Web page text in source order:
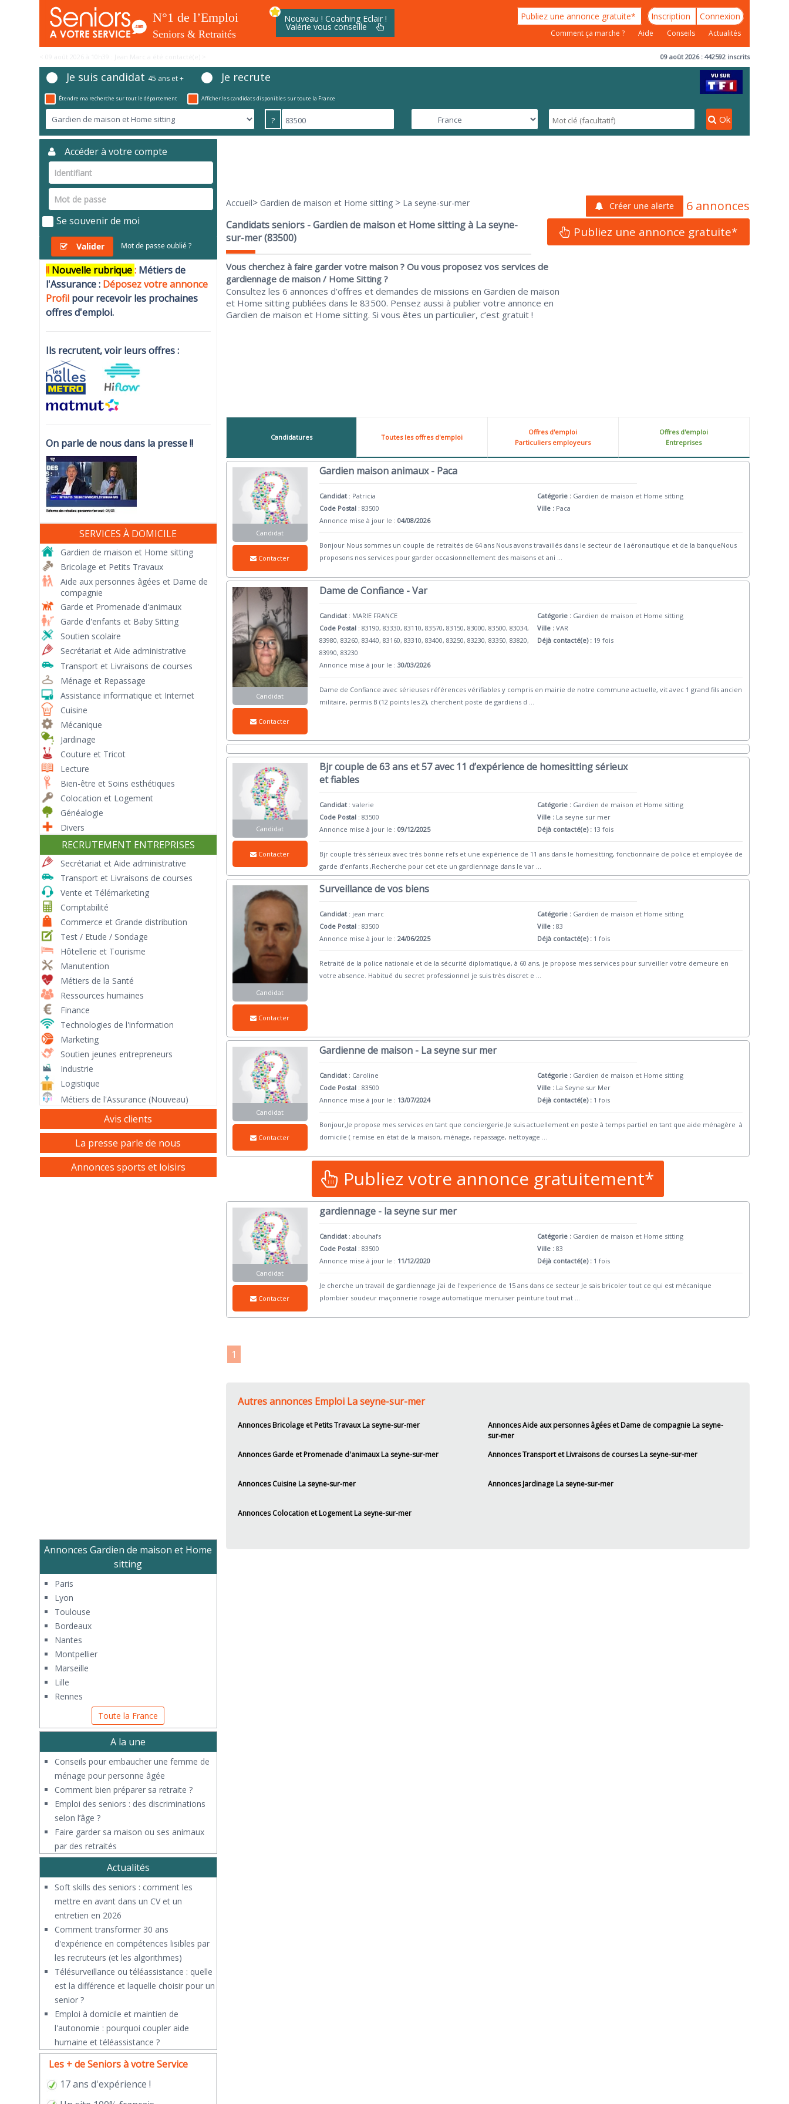
Nouveau ! Coaching Eclair !
Valérie vous conseille
Publiez une annonce gratuite* Inscription Connexion
Comment ça marche ? Aide Conseils Actualités
09 août 2026 : 442592 inscrits
Je suis candidat 45 ans et + Je recrute
Étendre ma recherche sur tout le département Afficher les candidats disponibles sur toute la France
? Ok
Accueil> Gardien de maison et Home sitting > La seyne-sur-mer Créer une alerte 6 annonces
Candidats seniors - Gardien de maison et Home sitting à La seyne-
sur-mer (83500)
Publiez une annonce gratuite*
Vous cherchez à faire garder votre maison ? Ou vous proposez vos services de
gardiennage de maison / Home Sitting ?
Consultez les 6 annonces d’offres et demandes de missions en Gardien de maison
et Home sitting publiées dans le 83500. Pensez aussi à publier votre annonce en
Gardien de maison et Home sitting. Si vous êtes un particulier, c’est gratuit !
Candidatures Toutes les offres d'emploi
Offres d'emploi
Particuliers employeurs
Offres d'emploi
Entreprises
Candidat
Contacter
Gardien maison animaux - Paca
Candidat : Patricia
Code Postal : 83500
Annonce mise à jour le :04/08/2026
Catégorie : Gardien de maison et Home sitting
Ville : Paca
Bonjour Nous sommes un couple de retraités de 64 ans Nous avons travaillés dans le secteur de l aéronautique et de la banqueNous
proposons nos services pour garder occasionnellement des maisons et ani ...
Candidat
Contacter
Dame de Confiance - Var
Candidat : MARIE FRANCE
Code Postal : 83190, 83330, 83110, 83570, 83150, 83000, 83500, 83034,
83980, 83260, 83440, 83160, 83310, 83400, 83250, 83230, 83350, 83820,
83990, 83230
Annonce mise à jour le :30/03/2026
Catégorie : Gardien de maison et Home sitting
Ville :VAR
Déjà contacté(e) : 19 fois
Dame de Confiance avec sérieuses références vérifiables y compris en mairie de notre commune actuelle, vit avec 1 grand fils ancien
militaire, permis B (12 points les 2), cherchent poste de gardiens d
Candidat
Contacter
Bjr couple de 63 ans et 57 avec 11 d’expérience de homesitting sérieux
et fiables
Candidat :valerie
Code Postal : 83500
Annonce mise à jour le :09/12/2025
Catégorie : Gardien de maison et Home sitting
Ville : La seyne sur mer
Déjà contacté(e) : 13 fois
Bjr couple très sérieux avec très bonne refs et une expérience de 11 ans dans le homesitting, fonctionnaire de police et employée de
garde d’enfants ,Recherche pour cet ete un gardiennage dans le var
Candidat
Contacter
Surveillance de vos biens
Candidat : jean marc
Code Postal : 83500
Annonce mise à jour le :24/06/2025
Catégorie : Gardien de maison et Home sitting
Ville :83
Déjà contacté(e) : 1 fois
Retraité de la police nationale et de la sécurité diplomatique, à 60 ans, je propose mes services pour surveiller votre demeure en
votre absence. Habitué du secret professionnel je suis très discret e
Candidat
Contacter
Gardienne de maison - La seyne sur mer
Candidat : Caroline
Code Postal : 83500
Annonce mise à jour le : 13/07/2024
Catégorie : Gardien de maison et Home sitting
Ville : La Seyne sur Mer
Déjà contacté(e) : 1 fois
Bonjour,Je propose mes services en tant que conciergerie.Je suis actuellement en poste à temps partiel en tant que aide ménagère à
domicile ( remise en état de la maison, ménage, repassage, nettoyage ...
Publiez votre annonce gratuitement*
Candidat
Contacter
gardiennage - la seyne sur mer
Candidat :abouhafs
Code Postal : 83500
Annonce mise à jour le : 11/12/2020
Catégorie : Gardien de maison et Home sitting
Ville :83
Déjà contacté(e) : 1 fois
Je cherche un travail de gardiennage j'ai de l'experience de 15 ans dans ce secteur Je sais bricoler tout ce qui est mécanique
plombier soudeur maçonnerie rosage automatique menuiser peinture tout mat
1
Autres annonces Emploi La seyne-sur-mer
Annonces Bricolage et Petits Travaux La seyne-sur-mer
Annonces Aide aux personnes âgées et Dame de compagnie La seyne-
sur-mer
Annonces Garde et Promenade d'animaux La seyne-sur-mer
Annonces Transport et Livraisons de courses La seyne-sur-mer
Annonces Cuisine La seyne-sur-mer Annonces Jardinage La seyne-sur-mer
Annonces Colocation et Logement La seyne-sur-mer
Accéder à votre compte
Se souvenir de moi
Valider Mot de passe oublié ?
!! Nouvelle rubrique: Métiers de
l'Assurance : Déposez votre annonce
Profil pour recevoir les prochaines
offres d'emploi.
Ils recrutent, voir leurs offres :
On parle de nous dans la presse !!
SERVICES À DOMICILE
Gardien de maison et Home sitting
Bricolage et Petits Travaux
Aide aux personnes âgées et Dame de
compagnie
Garde et Promenade d'animaux
Garde d'enfants et Baby Sitting
Soutien scolaire
Secrétariat et Aide administrative
Transport et Livraisons de courses
Ménage et Repassage
Assistance informatique et Internet
Cuisine
Mécanique
Jardinage
Couture et Tricot
Lecture
Bien-être et Soins esthétiques
Colocation et Logement
Généalogie
Divers
RECRUTEMENT ENTREPRISES
Secrétariat et Aide administrative
Transport et Livraisons de courses
Vente et Télémarketing
Comptabilité
Commerce et Grande distribution
Test / Etude / Sondage
Hôtellerie et Tourisme
Manutention
Métiers de la Santé
Ressources humaines
Finance
Technologies de l'information
Marketing
Soutien jeunes entrepreneurs
Industrie
Logistique
Métiers de l'Assurance (Nouveau)
Avis clients
La presse parle de nous
Annonces sports et loisirs
Annonces Gardien de maison et Home
sitting
Paris
Lyon
Toulouse
Bordeaux
Nantes
Montpellier
Marseille
Lille
Rennes
Toute la France
A la une
Conseils pour embaucher une femme de
ménage pour personne âgée
Comment bien préparer sa retraite ?
Emploi des seniors : des discriminations
selon l’âge ?
Faire garder sa maison ou ses animaux
par des retraités
Actualités
Soft skills des seniors : comment les
mettre en avant dans un CV et un
entretien en 2026
Comment transformer 30 ans
d'expérience en compétences lisibles par
les recruteurs (et les algorithmes)
Télésurveillance ou téléassistance : quelle
est la différence et laquelle choisir pour un
senior ?
​Emploi à domicile et maintien de
l'autonomie : pourquoi coupler aide
humaine et téléassistance ?
Les + de Seniors à votre Service
17 ans d'expérience !